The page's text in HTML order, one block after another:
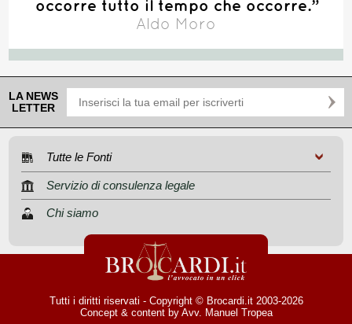
occorre tutto il tempo che occorre.”
Aldo Moro
LA NEWS
LETTER
Tutte le Fonti
Servizio di consulenza legale
Chi siamo
Tutti i diritti riservati - Copyright © Brocardi.it 2003-2026
Concept & content by Avv. Manuel Tropea